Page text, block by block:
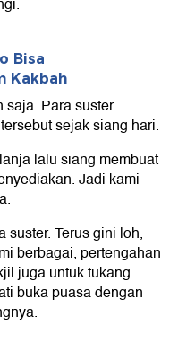
Bisa
Kakbah
saja. Para suster
sejak siang hari.
lalu siang membuat
Jadi kami
suster. Terus gini loh,
berbagai, pertengahan
juga untuk tukang
buka puasa dengan